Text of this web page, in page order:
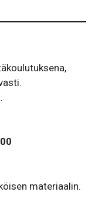
materiaalin.